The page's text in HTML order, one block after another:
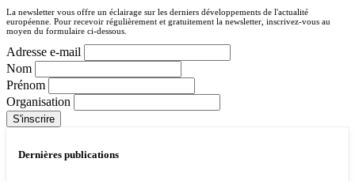
La newsletter vous offre un éclairage sur les derniers développements de l'actualité
européenne. Pour recevoir régulièrement et gratuitement la newsletter, inscrivez-vous au
moyen du formulaire ci-dessous.
Adresse e-mail
Nom
Prénom
Organisation
Dernières publications